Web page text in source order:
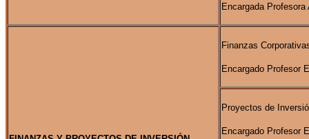
Encargada
Finanzas
Encargado Profesor
Proyectos de
Encargado Profesor